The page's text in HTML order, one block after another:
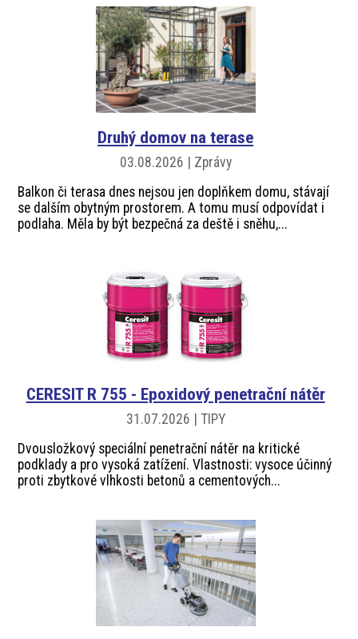
Druhý domov na terase
03.08.2026 | Zprávy
Balkon či terasa dnes nejsou jen doplňkem domu, stávají
se dalším obytným prostorem. A tomu musí odpovídat i
podlaha. Měla by být bezpečná za deště i sněhu,...
CERESIT R 755 - Epoxidový penetrační nátěr
31.07.2026 | TIPY
Dvousložkový speciální penetrační nátěr na kritické
podklady a pro vysoká zatížení. Vlastnosti: vysoce účinný
proti zbytkové vlhkosti betonů a cementových...